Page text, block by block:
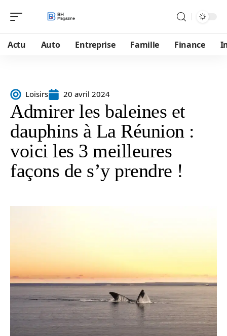
Actu Auto Entreprise Famille Finance
Loisirs 20 avril 2024
Admirer les baleines et
dauphins à La Réunion :
voici les 3 meilleures
façons de s’y prendre !